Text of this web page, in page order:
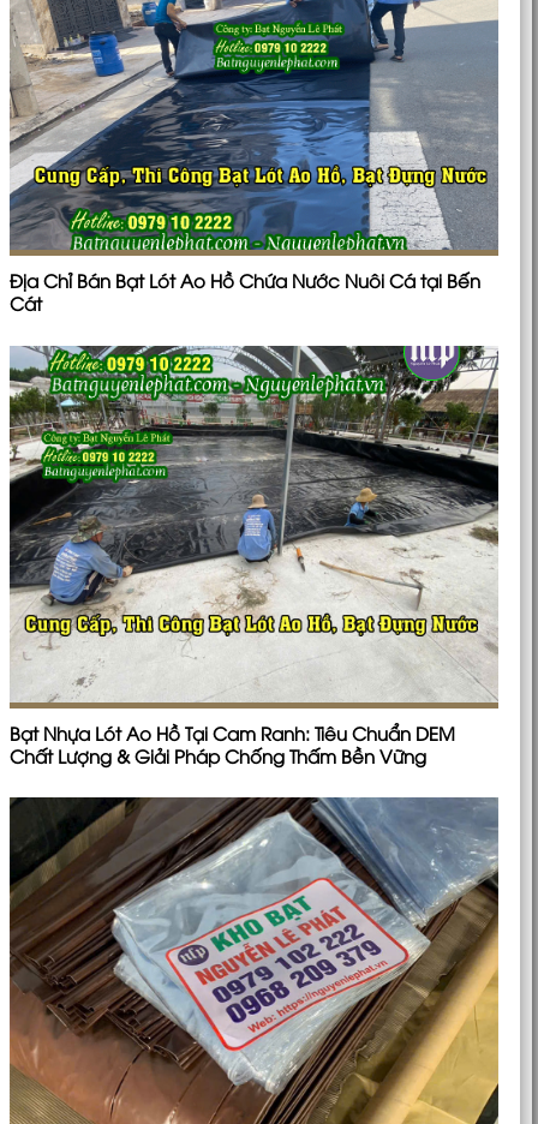
Địa Chỉ Bán Bạt Lót Ao Hồ Chứa Nước Nuôi Cá tại Bến
Cát
Bạt Nhựa Lót Ao Hồ Tại Cam Ranh: Tiêu Chuẩn DEM
Chất Lượng & Giải Pháp Chống Thấm Bền Vững